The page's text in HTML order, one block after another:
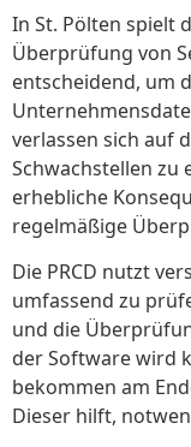
In St. Pölten spielt
Überprüfung von
entscheidend, um
verlassen sich auf
Schwachstellen zu
erhebliche
regelmäßige
Die PRCD nutzt
umfassend zu
und die
der Software wird
bekommen am
Dieser hilft,